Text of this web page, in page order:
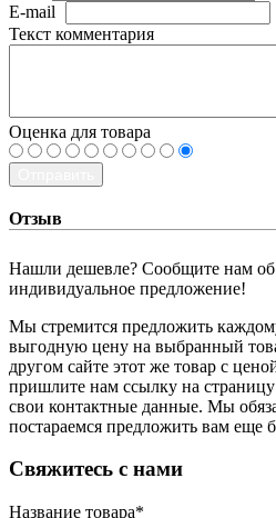
E-mail
Текст комментария
Оценка для товара
Отзыв
Нашли дешевле? Сообщите нам об
индивидуальное предложение!
Мы стремится предложить
выгодную цену на выбранный
другом сайте этот же товар с
пришлите нам ссылку на страницу
свои контактные данные. Мы
постараемся предложить вам еще
­Свяжитесь с нами
Название товара*